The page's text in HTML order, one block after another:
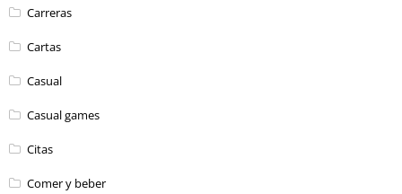
Carreras
Cartas
Casual
Casual games
Citas
Comer y beber